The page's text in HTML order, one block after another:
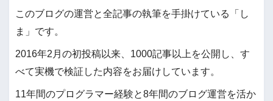
このブログの運営と全記事の執筆を手掛けている「し
ま」です。
2016年2月の初投稿以来、1000記事以上を公開し、す
べて実機で検証した内容をお届けしています。
11年間のプログラマー経験と8年間のブログ運営を活か